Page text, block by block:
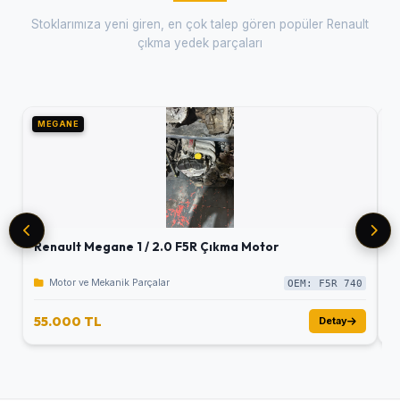
Stoklarımıza yeni giren, en çok talep gören popüler Renault
çıkma yedek parçaları
MEGANE
Renault Megane 1 / 2.0 F5R Çıkma Motor
Motor ve Mekanik Parçalar OEM: F5R 740
55.000 TL Detay